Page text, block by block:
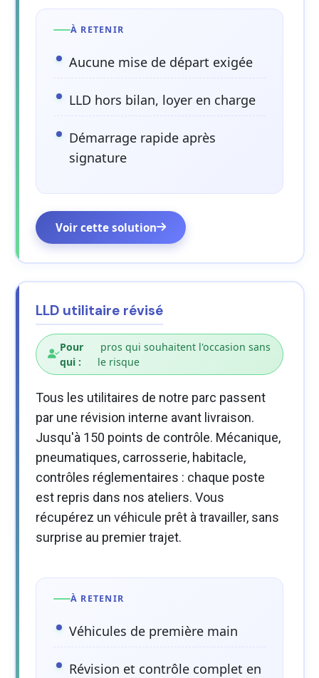
À RETENIR
Aucune mise de départ exigée
LLD hors bilan, loyer en charge
Démarrage rapide après
signature
Voir cette solution
LLD utilitaire révisé
Pour
qui :
pros qui souhaitent l'occasion sans
le risque
Tous les utilitaires de notre parc passent
par une révision interne avant livraison.
Jusqu'à 150 points de contrôle. Mécanique,
pneumatiques, carrosserie, habitacle,
contrôles réglementaires : chaque poste
est repris dans nos ateliers. Vous
récupérez un véhicule prêt à travailler, sans
surprise au premier trajet.
À RETENIR
Véhicules de première main
Révision et contrôle complet en